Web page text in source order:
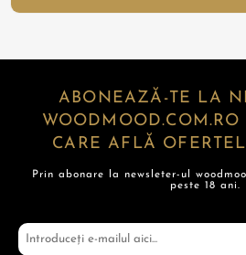
ABONEAZĂ-TE LA
CARE AFLĂ
Prin abonare la newsleter-ul
peste 18 ani.